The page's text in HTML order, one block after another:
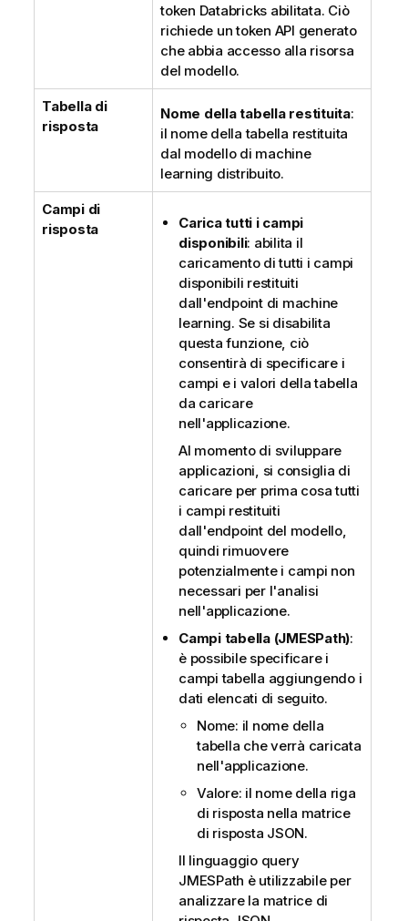
token Databricks abilitata. Ciò
richiede un token API generato
che abbia accesso alla risorsa
del modello.
Tabella di
risposta
Nome della tabella restituita:
il nome della tabella restituita
dal modello di machine
learning distribuito.
Campi di
risposta
Carica tutti i campi
disponibili: abilita il
caricamento di tutti i campi
disponibili restituiti
dall'endpoint di machine
learning. Se si disabilita
questa funzione, ciò
consentirà di specificare i
campi e i valori della tabella
da caricare
nell'applicazione.
Al momento di sviluppare
applicazioni, si consiglia di
caricare per prima cosa tutti
i campi restituiti
dall'endpoint del modello,
quindi rimuovere
potenzialmente i campi non
necessari per l'analisi
nell'applicazione.
Campi tabella (JMESPath):
è possibile specificare i
campi tabella aggiungendo i
dati elencati di seguito.
Nome: il nome della
tabella che verrà caricata
nell'applicazione.
Valore: il nome della riga
di risposta nella matrice
di risposta JSON.
Il linguaggio query
JMESPath è utilizzabile per
analizzare la matrice di